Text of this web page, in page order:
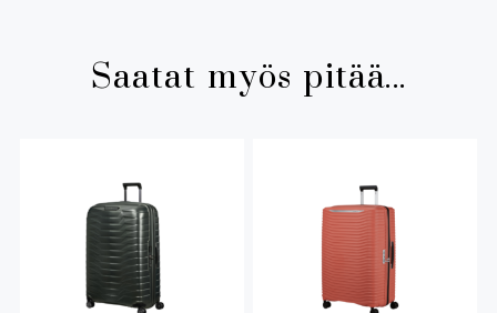
Saatat myös pitää...